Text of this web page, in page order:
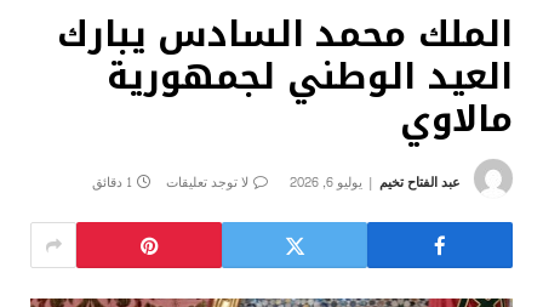
الملك محمد السادس يبارك
العيد الوطني لجمهورية
مالاوي
عبد الفتاح تخيم يوليو 6, 2026 لا توجد تعليقات 1 دقائق